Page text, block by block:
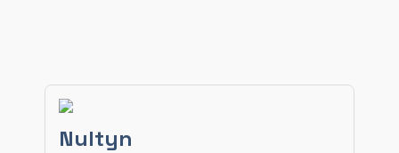
Nultyn